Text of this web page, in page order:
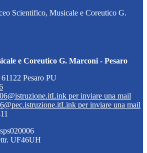
Scientifico, Musicale e Coreutico G.
e Coreutico G. Marconi - Pesaro
Pesaro PU
Link per inviare una mail
Link per inviare una mail
UF46UH